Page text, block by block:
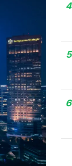
4
5
6